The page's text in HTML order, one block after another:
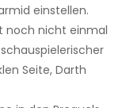
einstellen.
noch nicht einmal
Seite, Darth